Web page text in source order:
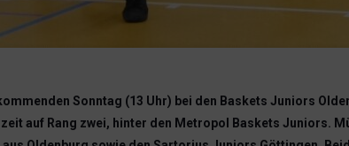
Sonntag (13 Uhr) bei den Baskets Juniors
auf Rang zwei, hinter den Metropol Baskets Juniors.